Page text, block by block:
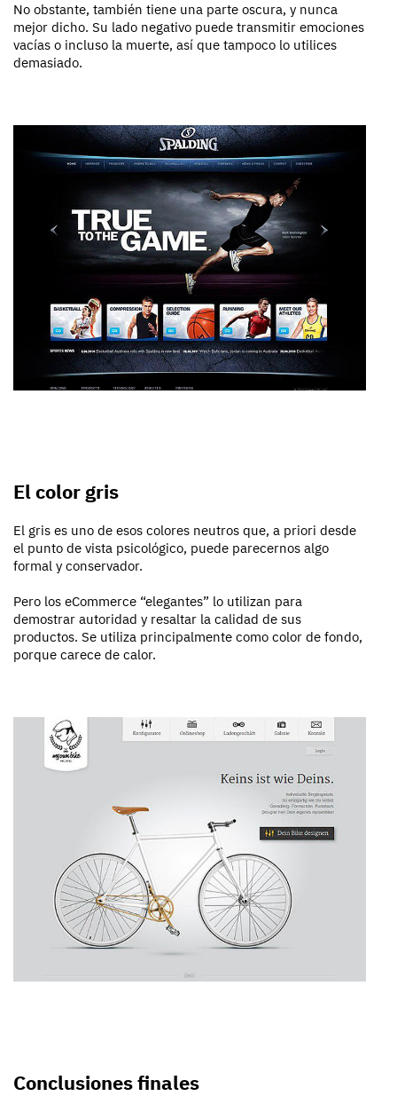
No obstante, también tiene una parte oscura, y nunca
mejor dicho. Su lado negativo puede transmitir emociones
vacías o incluso la muerte, así que tampoco lo utilices
demasiado.
El color gris
El gris es uno de esos colores neutros que, a priori desde
el punto de vista psicológico, puede parecernos algo
formal y conservador.
Pero los eCommerce “elegantes” lo utilizan para
demostrar autoridad y resaltar la calidad de sus
productos. Se utiliza principalmente como color de fondo,
porque carece de calor.
Conclusiones finales